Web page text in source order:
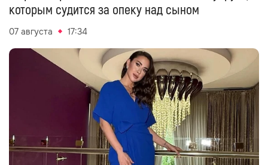
которым судится за опеку над сыном
07 августа 17:34